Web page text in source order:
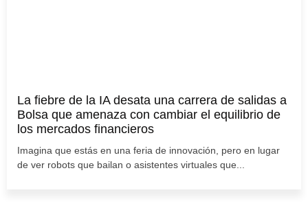
La fiebre de la IA desata una carrera de salidas a
Bolsa que amenaza con cambiar el equilibrio de
los mercados financieros
Imagina que estás en una feria de innovación, pero en lugar
de ver robots que bailan o asistentes virtuales que...